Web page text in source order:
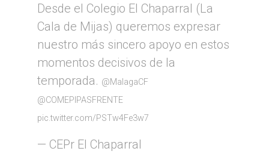
Desde el Colegio El Chaparral (La
Cala de Mijas) queremos expresar
nuestro más sincero apoyo en estos
momentos decisivos de la
temporada. @MalagaCF
@COMEPIPASFRENTE
pic.twitter.com/PSTw4Fe3w7
— CEPr El Chaparral